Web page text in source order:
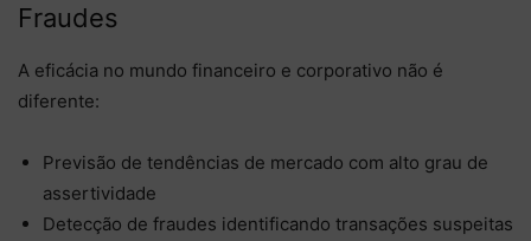
Fraudes
A eficácia no mundo financeiro e corporativo não é
diferente:
Previsão de tendências de mercado com alto grau de
assertividade
Detecção de fraudes identificando transações suspeitas